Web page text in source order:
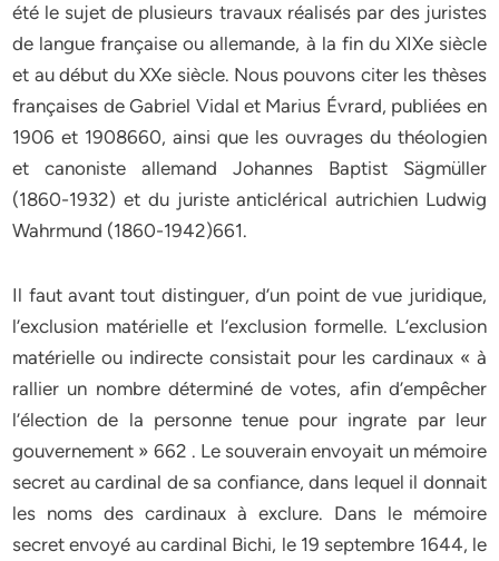
été le sujet de plusieurs travaux réalisés par des juristes
de langue française ou allemande, à la fin du XIXe siècle
et au début du XXe siècle. Nous pouvons citer les thèses
françaises de Gabriel Vidal et Marius Évrard, publiées en
1906 et 1908660, ainsi que les ouvrages du théologien
et canoniste allemand Johannes Baptist Sägmüller
(1860-1932) et du juriste anticlérical autrichien Ludwig
Wahrmund (1860-1942)661.
Il faut avant tout distinguer, d’un point de vue juridique,
l’exclusion matérielle et l’exclusion formelle. L’exclusion
matérielle ou indirecte consistait pour les cardinaux « à
rallier un nombre déterminé de votes, afin d’empêcher
l’élection de la personne tenue pour ingrate par leur
gouvernement » 662 . Le souverain envoyait un mémoire
secret au cardinal de sa confiance, dans lequel il donnait
les noms des cardinaux à exclure. Dans le mémoire
secret envoyé au cardinal Bichi, le 19 septembre 1644, le